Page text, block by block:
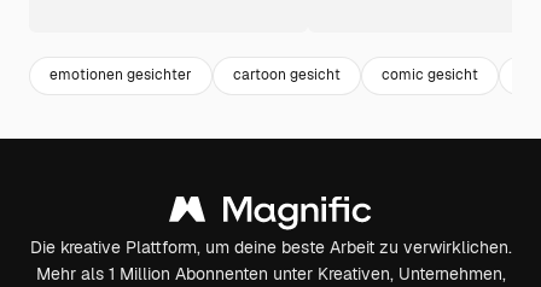
emotionen gesichter cartoon gesicht comic gesicht
Die kreative Plattform, um deine beste Arbeit zu verwirklichen.
Mehr als 1 Million Abonnenten unter Kreativen, Unternehmen,